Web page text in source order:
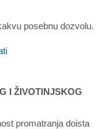
posebnu dozvolu.
I ŽIVOTINJSKOG
promatranja doista